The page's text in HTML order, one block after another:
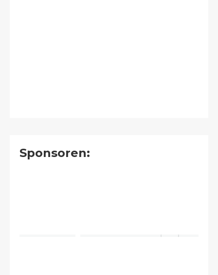
Sponsoren: